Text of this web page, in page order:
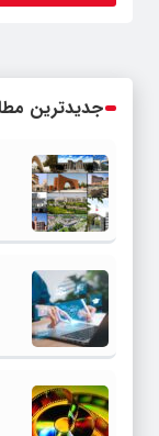
جدیدترین